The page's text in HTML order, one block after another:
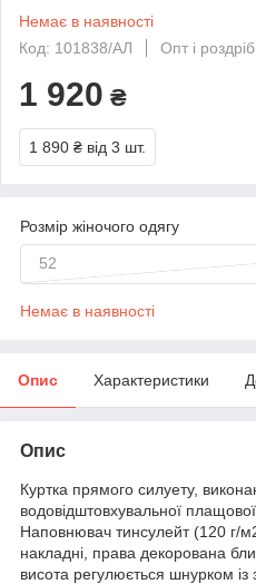
Немає в наявності
Код: 101838/АЛ
Опт і роздріб
1 920 ₴
1 890 ₴ від 3 шт.
Розмір жіночого одягу
52
Немає в наявності
Опис Характеристики
Опис
Куртка прямого силуету,
водовідштовхувальної
Наповнювач тинсулейт (120 г/
накладні, права декорована
висота регулюється шнурком із